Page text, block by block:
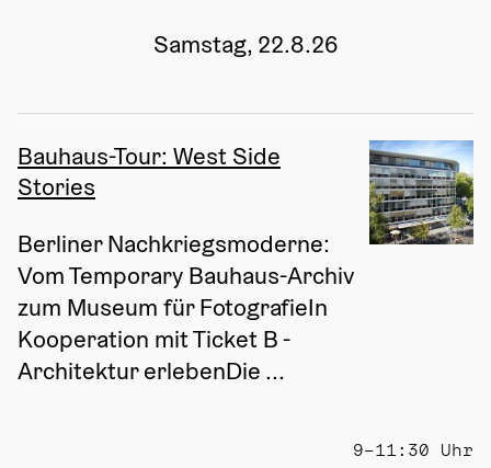
Samstag, 22.8.26
Bauhaus-Tour: West Side
Stories
Berliner Nachkriegsmoderne:
Vom Temporary Bauhaus-Archiv
zum Museum für FotografieIn
Kooperation mit Ticket B -
Architektur erlebenDie ...
9–11:30 Uhr